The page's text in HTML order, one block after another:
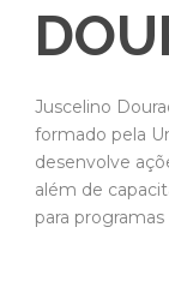
Juscelino
formado pela
desenvolve
além de
para